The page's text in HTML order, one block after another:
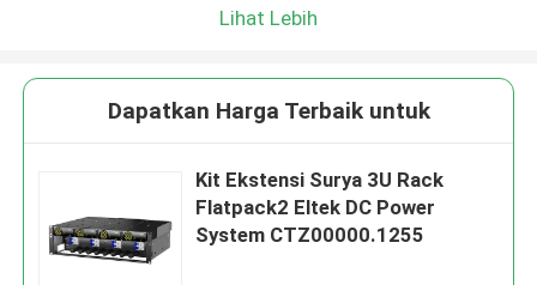
Lihat Lebih
Dapatkan Harga Terbaik untuk
Kit Ekstensi Surya 3U Rack
Flatpack2 Eltek DC Power
System CTZ00000.1255